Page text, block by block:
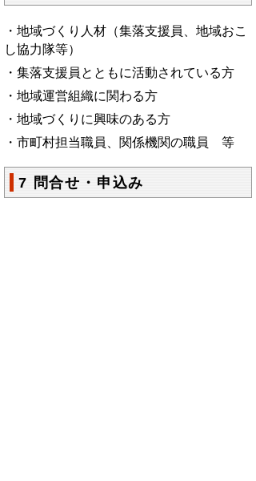
・地域づくり人材（集落支援員、地域おこ
し協力隊等）
・集落支援員とともに活動されている方
・地域運営組織に関わる方
・地域づくりに興味のある方
・市町村担当職員、関係機関の職員 等
7 問合せ・申込み